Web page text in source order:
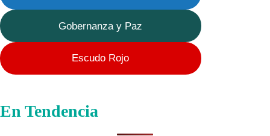
Gobernanza y Paz
Escudo Rojo
En Tendencia